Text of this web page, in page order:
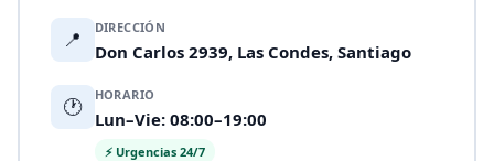
📍 DIRECCIÓN
Don Carlos 2939, Las Condes, Santiago
🕐 HORARIO
Lun–Vie: 08:00–19:00
⚡ Urgencias 24/7